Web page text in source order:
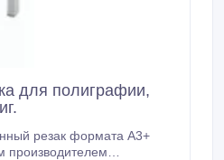
для полиграфии,
резак формата А3+